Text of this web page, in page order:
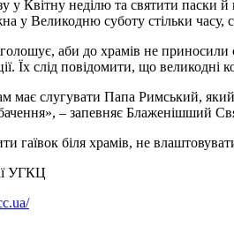
у Квітну неділю та святити паски
у Великодню суботу стільки часу,
аби до храмів не приносили
Їх слід повідомити, що
має слугувати Папа Римський,
– запевняє Блаженішший
гаївок біля храмів, не
УГКЦ